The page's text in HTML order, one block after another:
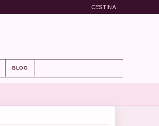
CESTINA
BLOG